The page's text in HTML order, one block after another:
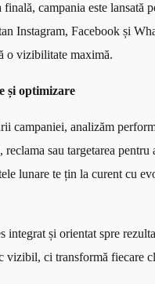
finală, campania este lansată
Instagram, Facebook și
o vizibilitate maximă.
și optimizare
campaniei, analizăm
reclama sau targetarea pentru
lunare te țin la curent cu
integrat și orientat spre
vizibil, ci transformă fiecare